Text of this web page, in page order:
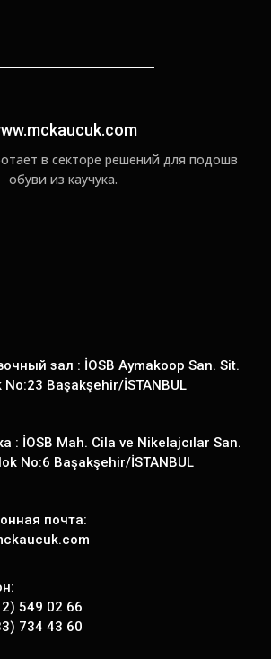
в секторе решений для подошв
обуви из каучука.
зал : İOSB Aymakoop San. Sit.
No:23 Başakşehir/İSTANBUL
: İOSB Mah. Cila ve Nikelajcılar San.
No:6 Başakşehir/İSTANBUL
почта:
549 02 66
734 43 60